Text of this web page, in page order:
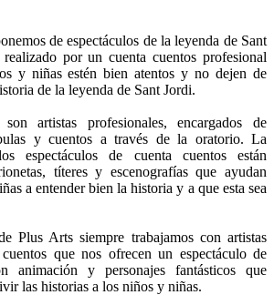
de espectáculos de la leyenda de Sant
por un cuenta cuentos profesional
y niñas estén bien atentos y no dejen de
de la leyenda de Sant Jordi.
artistas profesionales, encargados de
y cuentos a través de la oratorio. La
espectáculos de cuenta cuentos están
títeres y escenografías que ayudan
a entender bien la historia y a que esta sea
Plus Arts siempre trabajamos con artistas
que nos ofrecen un espectáculo de
animación y personajes fantásticos que
las historias a los niños y niñas.